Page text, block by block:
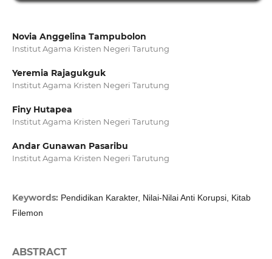
Novia Anggelina Tampubolon
Institut Agama Kristen Negeri Tarutung
Yeremia Rajagukguk
Institut Agama Kristen Negeri Tarutung
Finy Hutapea
Institut Agama Kristen Negeri Tarutung
Andar Gunawan Pasaribu
Institut Agama Kristen Negeri Tarutung
Keywords: Pendidikan Karakter, Nilai-Nilai Anti Korupsi, Kitab
Filemon
ABSTRACT